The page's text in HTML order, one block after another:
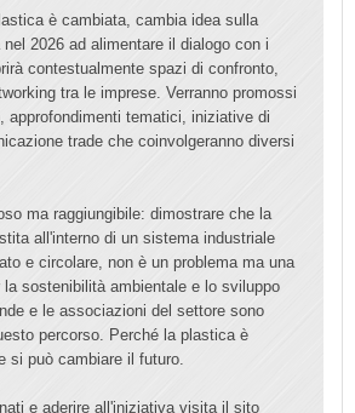
è cambiata, cambia idea sulla
2026 ad alimentare il dialogo con i
contestualmente spazi di confronto,
tra le imprese. Verranno promossi
approfondimenti tematici, iniziative di
trade che coinvolgeranno diversi
ma raggiungibile: dimostrare che la
all'interno di un sistema industriale
e circolare, non è un problema ma una
la sostenibilità ambientale e lo sviluppo
e le associazioni del settore sono
percorso. Perché la plastica è
si può cambiare il futuro.
e aderire all'iniziativa visita il sito